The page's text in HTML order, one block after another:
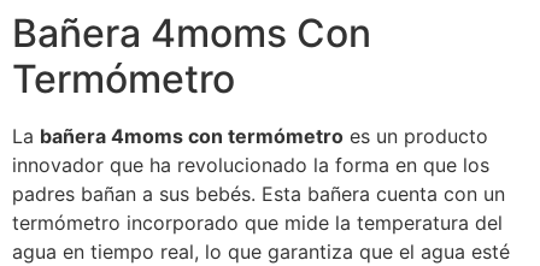
Bañera 4moms Con
Termómetro
La bañera 4moms con termómetro es un producto
innovador que ha revolucionado la forma en que los
padres bañan a sus bebés. Esta bañera cuenta con un
termómetro incorporado que mide la temperatura del
agua en tiempo real, lo que garantiza que el agua esté